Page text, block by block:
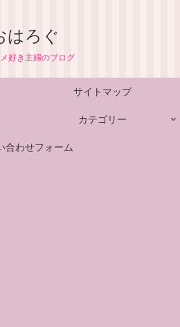
はろぐ
好き主婦のブログ
サイトマップ
カテゴリー
合わせフォーム